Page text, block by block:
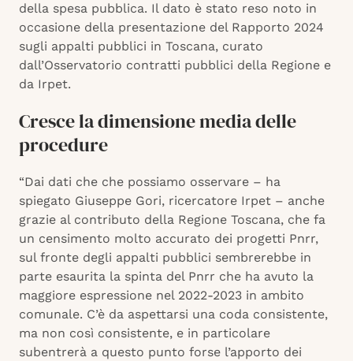
della spesa pubblica. Il dato è stato reso noto in
occasione della presentazione del Rapporto 2024
sugli appalti pubblici in Toscana, curato
dall’Osservatorio contratti pubblici della Regione e
da Irpet.
Cresce la dimensione media delle
procedure
“Dai dati che che possiamo osservare – ha
spiegato Giuseppe Gori, ricercatore Irpet – anche
grazie al contributo della Regione Toscana, che fa
un censimento molto accurato dei progetti Pnrr,
sul fronte degli appalti pubblici sembrerebbe in
parte esaurita la spinta del Pnrr che ha avuto la
maggiore espressione nel 2022-2023 in ambito
comunale. C’è da aspettarsi una coda consistente,
ma non così consistente, e in particolare
subentrerà a questo punto forse l’apporto dei